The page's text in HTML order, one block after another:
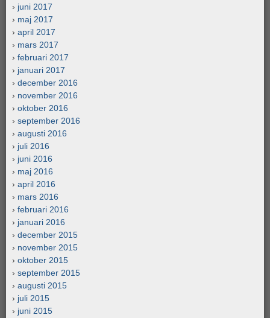
juni 2017
maj 2017
april 2017
mars 2017
februari 2017
januari 2017
december 2016
november 2016
oktober 2016
september 2016
augusti 2016
juli 2016
juni 2016
maj 2016
april 2016
mars 2016
februari 2016
januari 2016
december 2015
november 2015
oktober 2015
september 2015
augusti 2015
juli 2015
juni 2015